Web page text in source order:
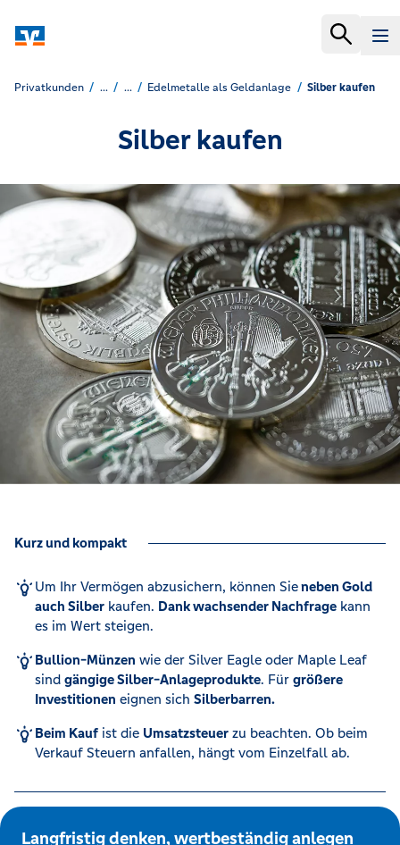
Privatkunden ... ... Edelmetalle als Geldanlage Silber kaufen
Silber kaufen
Kurz und kompakt
Um Ihr Vermögen abzusichern, können Sieneben Gold
auch Silberkaufen. Dank wachsender Nachfragekann
es im Wert steigen.
Bullion-Münzen wie der Silver Eagle oder Maple Leaf
sind gängige Silber-Anlageprodukte. Für größere
Investitionen eignen sich Silberbarren.
Beim Kaufist die Umsatzsteuerzu beachten. Ob beim
Verkauf Steuern anfallen, hängt vom Einzelfall ab.
Langfristig denken, wertbeständig anlegen